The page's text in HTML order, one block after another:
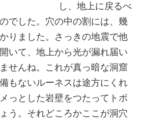
し、地上に戻るべ
でした。穴の中の割には、幾
りました。さっきの地震で他
いて、地上から光が漏れ届い
せんね。これが真っ暗な洞窟
もないルーネスは途方にくれ
っとした岩壁をつたってトボ
う。それどころかここが洞穴